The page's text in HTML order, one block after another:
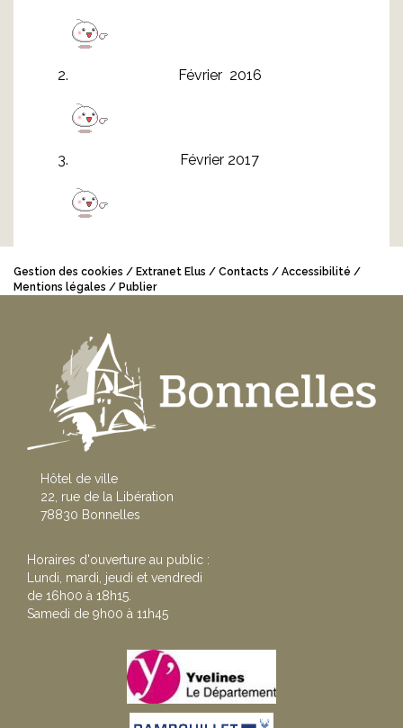
Février 2016
Février 2017
Gestion des cookies Extranet Elus Contacts
Accessibilité
Mentions légales
Publier
Hôtel de ville
22, rue de la Libération
78830 Bonnelles
Horaires d'ouverture au public :
Lundi, mardi, jeudi et vendredi
de 16h00 à 18h15.
Samedi de 9h00 à 11h45